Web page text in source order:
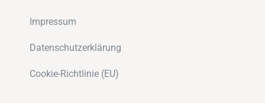
Impressum
Datenschutzerklärung
Cookie-Richtlinie (EU)